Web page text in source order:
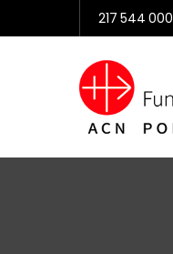
217 544 000